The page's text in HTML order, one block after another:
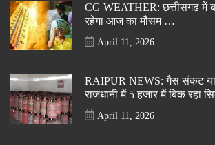
CG WEATHER: छत्तीसगढ़ में
रहेगा आज का मौसम …
April 11, 2026
RAIPUR NEWS: गैस संकट या
राजधानी में 5 हजार में बिक रहा
April 11, 2026